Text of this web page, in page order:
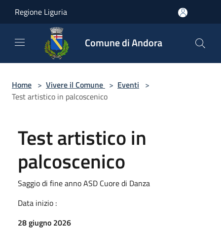
Regione Liguria
Comune di Andora
Home > Vivere il Comune > Eventi >
Test artistico in palcoscenico
Test artistico in
palcoscenico
Saggio di fine anno ASD Cuore di Danza
Data inizio :
28 giugno 2026